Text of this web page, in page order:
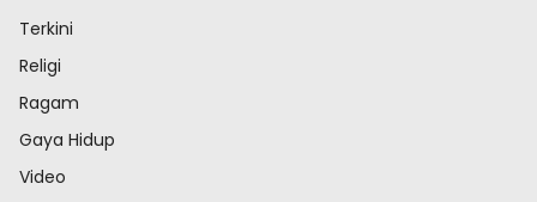
Terkini
Religi
Ragam
Gaya Hidup
Video